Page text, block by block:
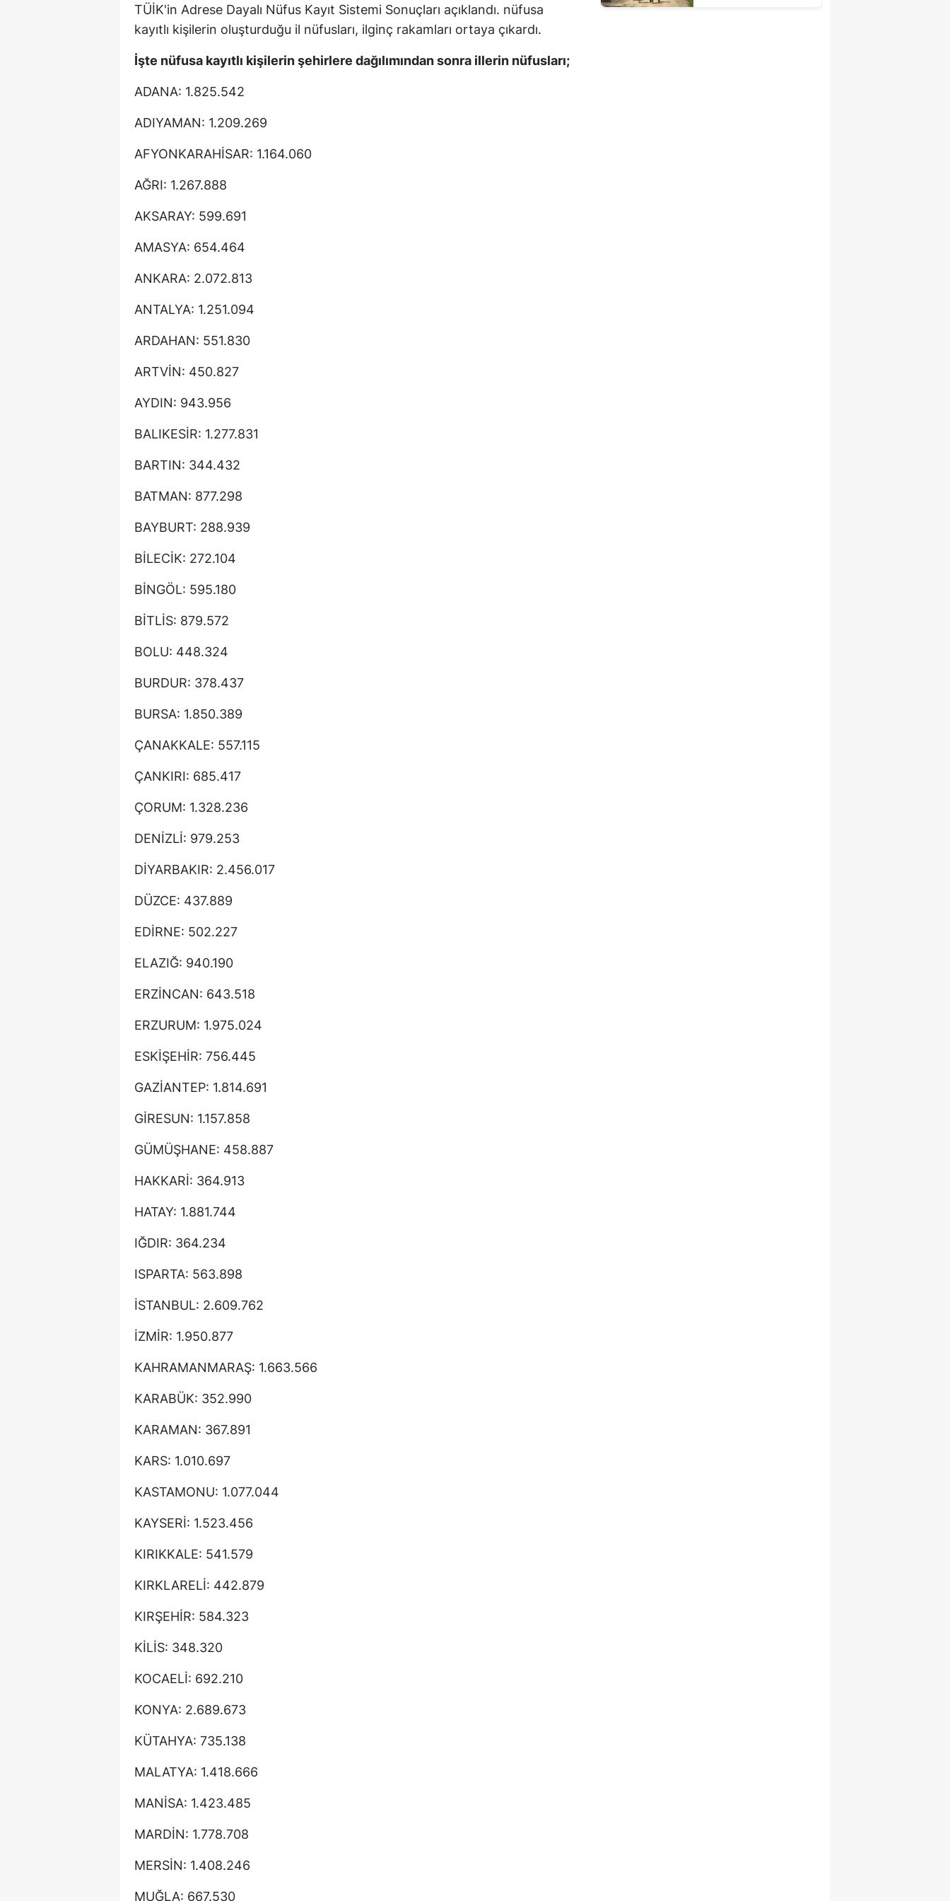
TÜİK'in Adrese Dayalı Nüfus Kayıt Sistemi Sonuçları açıklandı. nüfusa
kayıtlı kişilerin oluşturduğu il nüfusları, ilginç rakamları ortaya çıkardı.
İşte nüfusa kayıtlı kişilerin şehirlere dağılımından sonra illerin nüfusları;
ADANA: 1.825.542
ADIYAMAN: 1.209.269
AFYONKARAHİSAR: 1.164.060
AĞRI: 1.267.888
AKSARAY: 599.691
AMASYA: 654.464
ANKARA: 2.072.813
ANTALYA: 1.251.094
ARDAHAN: 551.830
ARTVİN: 450.827
AYDIN: 943.956
BALIKESİR: 1.277.831
BARTIN: 344.432
BATMAN: 877.298
BAYBURT: 288.939
BİLECİK: 272.104
BİNGÖL: 595.180
BİTLİS: 879.572
BOLU: 448.324
BURDUR: 378.437
BURSA: 1.850.389
ÇANAKKALE: 557.115
ÇANKIRI: 685.417
ÇORUM: 1.328.236
DENİZLİ: 979.253
DİYARBAKIR: 2.456.017
DÜZCE: 437.889
EDİRNE: 502.227
ELAZIĞ: 940.190
ERZİNCAN: 643.518
ERZURUM: 1.975.024
ESKİŞEHİR: 756.445
GAZİANTEP: 1.814.691
GİRESUN: 1.157.858
GÜMÜŞHANE: 458.887
HAKKARİ: 364.913
HATAY: 1.881.744
IĞDIR: 364.234
ISPARTA: 563.898
İSTANBUL: 2.609.762
İZMİR: 1.950.877
KAHRAMANMARAŞ: 1.663.566
KARABÜK: 352.990
KARAMAN: 367.891
KARS: 1.010.697
KASTAMONU: 1.077.044
KAYSERİ: 1.523.456
KIRIKKALE: 541.579
KIRKLARELİ: 442.879
KIRŞEHİR: 584.323
KİLİS: 348.320
KOCAELİ: 692.210
KONYA: 2.689.673
KÜTAHYA: 735.138
MALATYA: 1.418.666
MANİSA: 1.423.485
MARDİN: 1.778.708
MERSİN: 1.408.246
MUĞLA: 667.530